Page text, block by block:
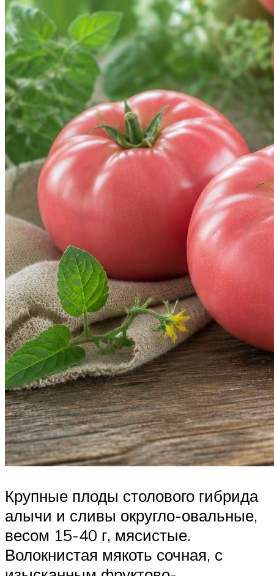
Крупные плоды столового гибрида
алычи и сливы округло-овальные,
весом 15-40 г, мясистые.
Волокнистая мякоть сочная, с